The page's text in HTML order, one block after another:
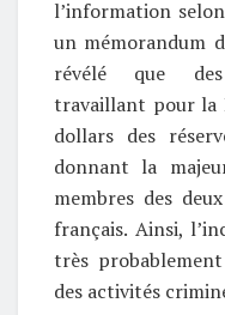
l’information
un mémorandum
révélé que des
travaillant pour la
dollars des
donnant la
membres des
français. Ainsi,
très
des activités